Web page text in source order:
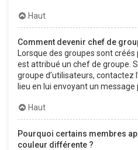
Haut
Comment devenir chef de
Lorsque des groupes sont
est attribué un chef de groupe.
groupe d’utilisateurs, contactez
lieu en lui envoyant un message
Haut
Pourquoi certains membres
couleur différente ?